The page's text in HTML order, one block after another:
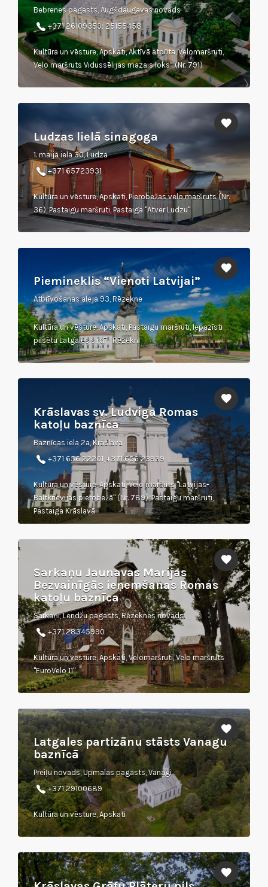
Bebrenes pagasts, Augšdaugavas novads
+371 26109353; 25155458
Kultūra un vēsture, Apskati, Aktīvā atpūta, Velomaršruti,
Velo maršruts Vidussēlijas mazais loks” (Nr. 791)
Ludzas lielā sinagoga
1. maija iela 30, Ludza
+371 65723931
Kultūra un vēsture, Apskati, Pierobežas velo maršruts (Nr.
36), Pastaigu maršruti, Pastaiga "Atver Ludzu"
Piemineklis “Vienoti Latvijai”
Atbrīvošanas aleja 93, Rēzekne
Kultūra un vēsture, Apskati, Pastaigu maršruti, Iepazīsti
pilsētu Latgales sirdī - Rēzekni
Krāslavas sv. Ludviga Romas
katoļu baznīca
Baznīcas iela 2a, Krāslava
+371 656 22201, +371 656 23939
Kultūra un vēsture, Apskati, Velo maršuts "Latvijas-
Baltkrievijas pierobežā" (Nr. 789), Pastaigu maršruti,
Pastaiga Krāslavā
Sarkaņu Jaunavas Marijas
Bezvainīgās ieņemšanas Romas
katoļu baznīca
Sarkaņi, Lendžu pagasts, Rēzeknes novads
+371 28345990
Kultūra un vēsture, Apskati, Velomaršruti, Velo maršruts
"EuroVelo 11"
Latgales partizānu stāsts Vanagu
baznīcā
Preiļu novads, Upmalas pagasts, Vanagi
+371 29100689
Kultūra un vēsture, Apskati